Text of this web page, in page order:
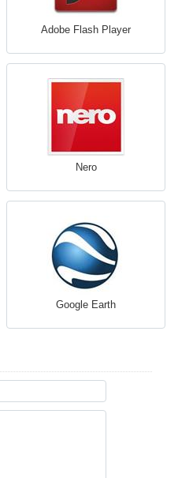
Adobe Flash Player
Nero
Google Earth